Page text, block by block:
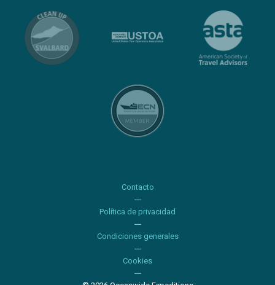
Contacto
Política de privacidad
Condiciones generales
Cookies